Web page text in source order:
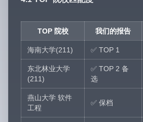
TOP 院校 我们的报告
海南大学(211) ✅ TOP 1
东北林业大学
(211)
✅ TOP 2 备
选
燕山大学 软件
工程
✅ 保档